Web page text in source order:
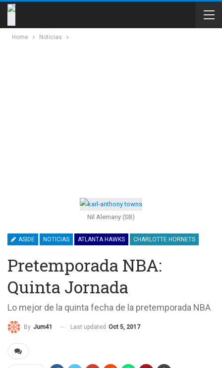
Home Noticias
Nil Alemany (SB)
ASIDE NOTICIAS ATLANTA HAWKS CHARLOTTE HORNETS
Pretemporada NBA:
Quinta Jornada
Lo mejor de la quinta fecha de la pretemporada NBA
By Jum41 Last updated Oct 5, 2017